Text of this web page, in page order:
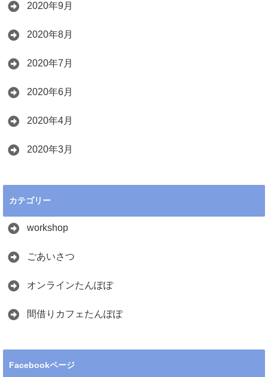
2020年9月
2020年8月
2020年7月
2020年6月
2020年4月
2020年3月
カテゴリー
workshop
ごあいさつ
オンラインたんぽぽ
間借りカフェたんぽぽ
Facebookページ